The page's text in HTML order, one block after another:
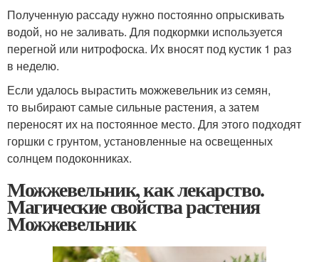
Полученную рассаду нужно постоянно опрыскивать
водой, но не заливать. Для подкормки используется
перегной или нитрофоска. Их вносят под кустик 1 раз
в неделю.
Если удалось вырастить можжевельник из семян,
то выбирают самые сильные растения, а затем
переносят их на постоянное место. Для этого подходят
горшки с грунтом, установленные на освещенных
солнцем подоконниках.
Можжевельник, как лекарство.
Магические свойства растения
Можжевельник